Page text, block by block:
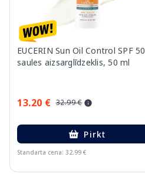
EUCERIN Sun Oil Control SPF
saules aizsarglīdzeklis, 50 ml
13.20 € 32.99 €
Pirkt
Standarta cena: 32.99 €